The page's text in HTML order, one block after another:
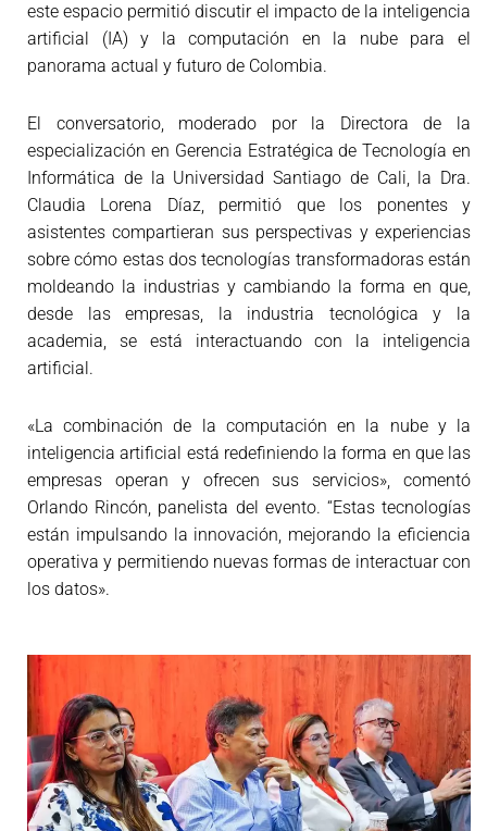
este espacio permitió discutir el impacto de la inteligencia
artificial (IA) y la computación en la nube para el
panorama actual y futuro de Colombia.
El conversatorio, moderado por la Directora de la
especialización en Gerencia Estratégica de Tecnología en
Informática de la Universidad Santiago de Cali, la Dra.
Claudia Lorena Díaz, permitió que los ponentes y
asistentes compartieran sus perspectivas y experiencias
sobre cómo estas dos tecnologías transformadoras están
moldeando la industrias y cambiando la forma en que,
desde las empresas, la industria tecnológica y la
academia, se está interactuando con la inteligencia
artificial.
«La combinación de la computación en la nube y la
inteligencia artificial está redefiniendo la forma en que las
empresas operan y ofrecen sus servicios», comentó
Orlando Rincón, panelista del evento. “Estas tecnologías
están impulsando la innovación, mejorando la eficiencia
operativa y permitiendo nuevas formas de interactuar con
los datos».